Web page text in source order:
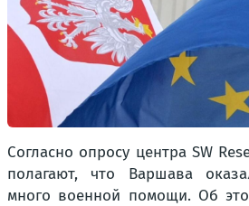
Согласно опросу центра SW
полагают, что Варшава
много военной помощи. Об